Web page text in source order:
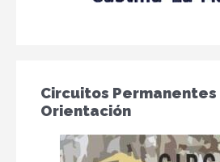
Circuitos Permanentes
Orientación